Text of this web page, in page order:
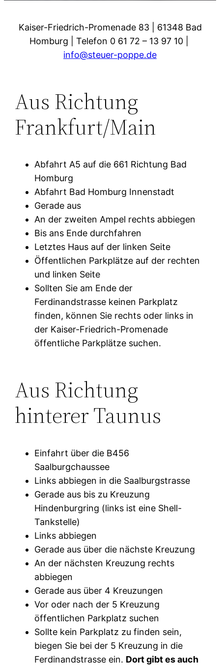
Kaiser-Friedrich-Promenade 83 | 61348 Bad
Homburg | Telefon 0 61 72 – 13 97 10 |
info@steuer-poppe.de
Aus Richtung
Frankfurt/Main
Abfahrt A5 auf die 661 Richtung Bad
Homburg
Abfahrt Bad Homburg Innenstadt
Gerade aus
An der zweiten Ampel rechts abbiegen
Bis ans Ende durchfahren
Letztes Haus auf der linken Seite
Öffentlichen Parkplätze auf der rechten
und linken Seite
Sollten Sie am Ende der
Ferdinandstrasse keinen Parkplatz
finden, können Sie rechts oder links in
der Kaiser-Friedrich-Promenade
öffentliche Parkplätze suchen.
Aus Richtung
hinterer Taunus
Einfahrt über die B456
Saalburgchaussee
Links abbiegen in die Saalburgstrasse
Gerade aus bis zu Kreuzung
Hindenburgring (links ist eine Shell-
Tankstelle)
Links abbiegen
Gerade aus über die nächste Kreuzung
An der nächsten Kreuzung rechts
abbiegen
Gerade aus über 4 Kreuzungen
Vor oder nach der 5 Kreuzung
öffentlichen Parkplatz suchen
Sollte kein Parkplatz zu finden sein,
biegen Sie bei der 5 Kreuzung in die
Ferdinandstrasse ein. Dort gibt es auch